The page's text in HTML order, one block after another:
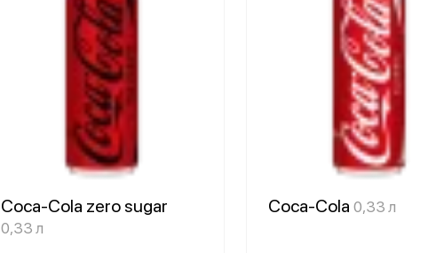
Coca-Cola zero sugar
0,33 л
Coca-Cola 0,33 л